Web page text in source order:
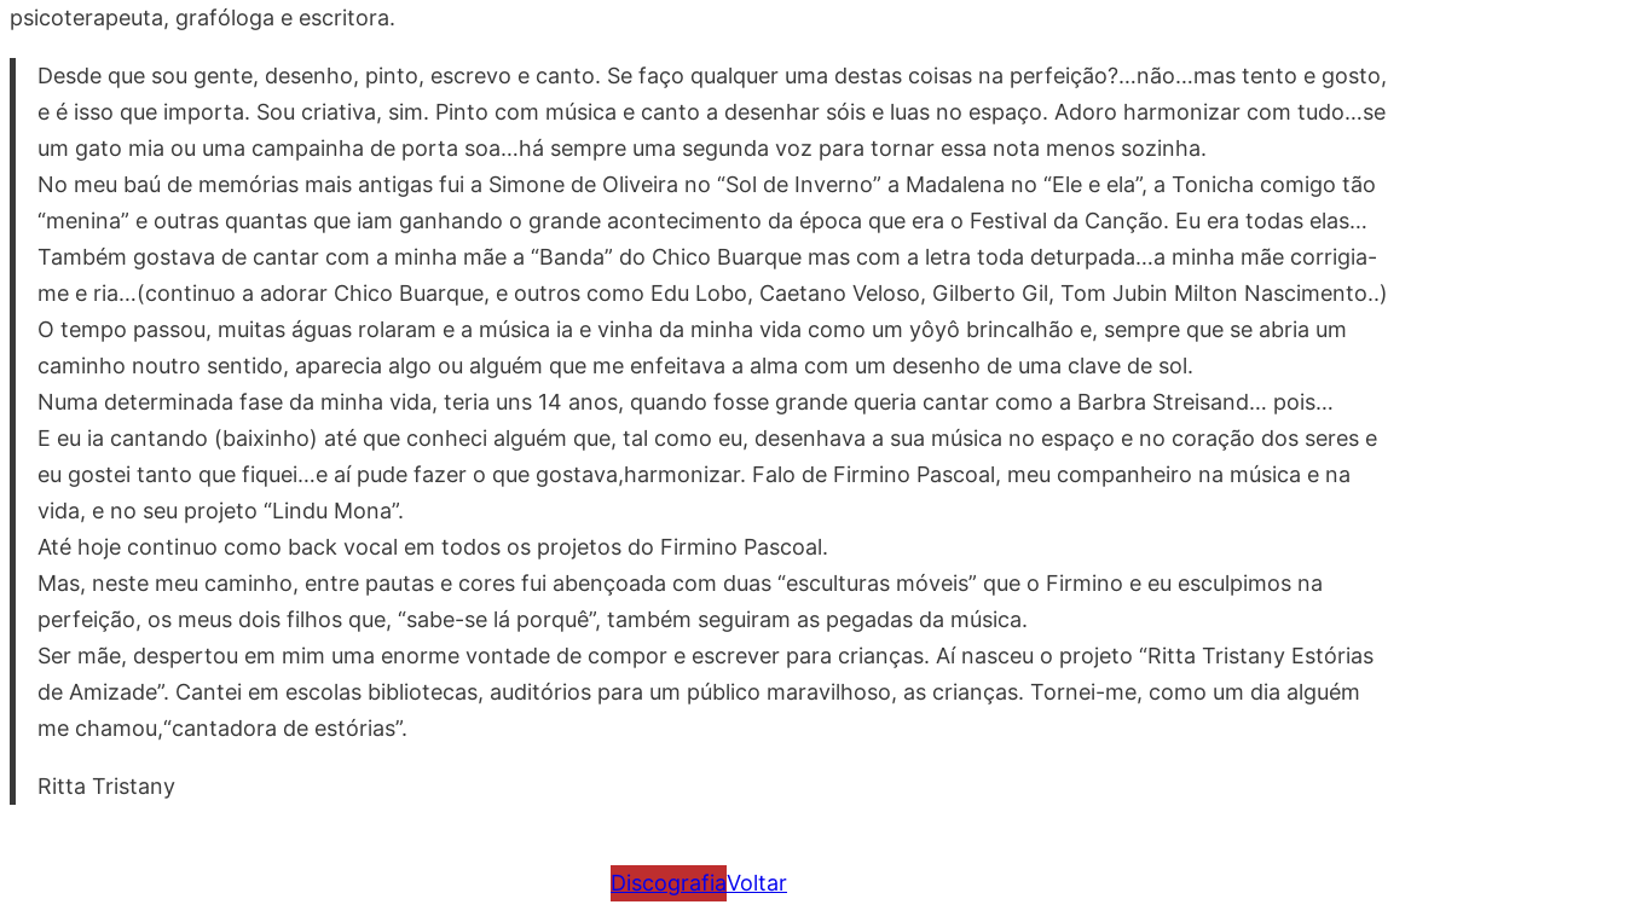
psicoterapeuta, grafóloga e escritora.
Desde que sou gente, desenho, pinto, escrevo e canto. Se faço qualquer uma destas coisas na perfeição?…não…mas tento e gosto,
e é isso que importa. Sou criativa, sim. Pinto com música e canto a desenhar sóis e luas no espaço. Adoro harmonizar com tudo…se
um gato mia ou uma campainha de porta soa…há sempre uma segunda voz para tornar essa nota menos sozinha.
No meu baú de memórias mais antigas fui a Simone de Oliveira no “Sol de Inverno” a Madalena no “Ele e ela”, a Tonicha comigo tão
“menina” e outras quantas que iam ganhando o grande acontecimento da época que era o Festival da Canção. Eu era todas elas…
Também gostava de cantar com a minha mãe a “Banda” do Chico Buarque mas com a letra toda deturpada…a minha mãe corrigia-
me e ria…(continuo a adorar Chico Buarque, e outros como Edu Lobo, Caetano Veloso, Gilberto Gil, Tom Jubin Milton Nascimento..)
O tempo passou, muitas águas rolaram e a música ia e vinha da minha vida como um yôyô brincalhão e, sempre que se abria um
caminho noutro sentido, aparecia algo ou alguém que me enfeitava a alma com um desenho de uma clave de sol.
Numa determinada fase da minha vida, teria uns 14 anos, quando fosse grande queria cantar como a Barbra Streisand… pois…
E eu ia cantando (baixinho) até que conheci alguém que, tal como eu, desenhava a sua música no espaço e no coração dos seres e
eu gostei tanto que fiquei…e aí pude fazer o que gostava,harmonizar. Falo de Firmino Pascoal, meu companheiro na música e na
vida, e no seu projeto “Lindu Mona”.
Até hoje continuo como back vocal em todos os projetos do Firmino Pascoal.
Mas, neste meu caminho, entre pautas e cores fui abençoada com duas “esculturas móveis” que o Firmino e eu esculpimos na
perfeição, os meus dois filhos que, “sabe-se lá porquê”, também seguiram as pegadas da música.
Ser mãe, despertou em mim uma enorme vontade de compor e escrever para crianças. Aí nasceu o projeto “Ritta Tristany Estórias
de Amizade”. Cantei em escolas bibliotecas, auditórios para um público maravilhoso, as crianças. Tornei-me, como um dia alguém
me chamou,“cantadora de estórias”.
Ritta Tristany
DiscografiaVoltar